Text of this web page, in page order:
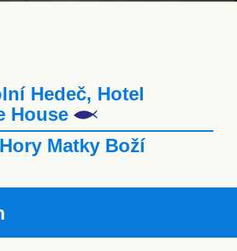
Hedeč, Hotel
House
Matky Boží